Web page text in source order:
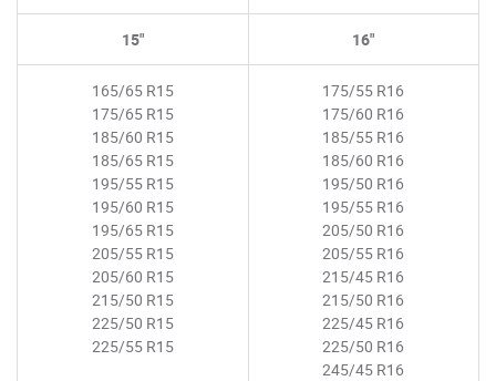
15"
165/65 R15
175/65 R15
185/60 R15
185/65 R15
195/55 R15
195/60 R15
195/65 R15
205/55 R15
205/60 R15
215/50 R15
225/50 R15
225/55 R15
16"
175/55 R16
175/60 R16
185/55 R16
185/60 R16
195/50 R16
195/55 R16
205/50 R16
205/55 R16
215/45 R16
215/50 R16
225/45 R16
225/50 R16
245/45 R16